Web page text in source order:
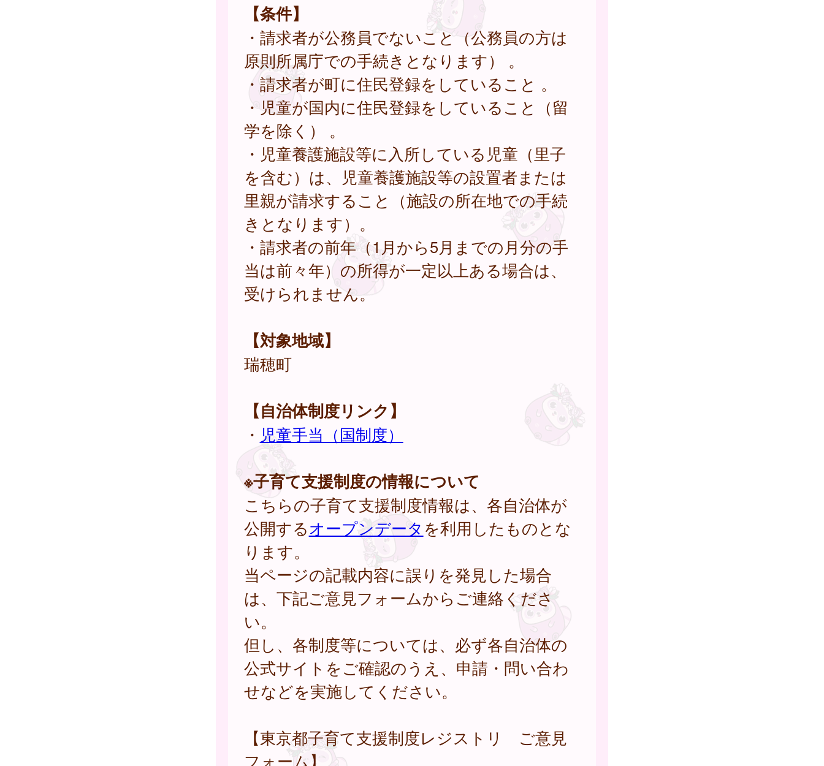
【条件】
・請求者が公務員でないこと（公務員の方は
原則所属庁での手続きとなります） 。
・請求者が町に住民登録をしていること 。
・児童が国内に住民登録をしていること（留
学を除く） 。
・児童養護施設等に入所している児童（里子
を含む）は、児童養護施設等の設置者または
里親が請求すること（施設の所在地での手続
きとなります）。
・請求者の前年（1月から5月までの月分の手
当は前々年）の所得が一定以上ある場合は、
受けられません。
【対象地域】
瑞穂町
【自治体制度リンク】
・ 児童手当（国制度）
※子育て支援制度の情報について
こちらの子育て支援制度情報は、各自治体が
公開するオープンデータ を利用したものとな
ります。
当ページの記載内容に誤りを発見した場合
は、下記ご意見フォームからご連絡くださ
い。
但し、各制度等については、必ず各自治体の
公式サイトをご確認のうえ、申請・問い合わ
せなどを実施してください。
【東京都子育て支援制度レジストリ ご意見
フォーム】